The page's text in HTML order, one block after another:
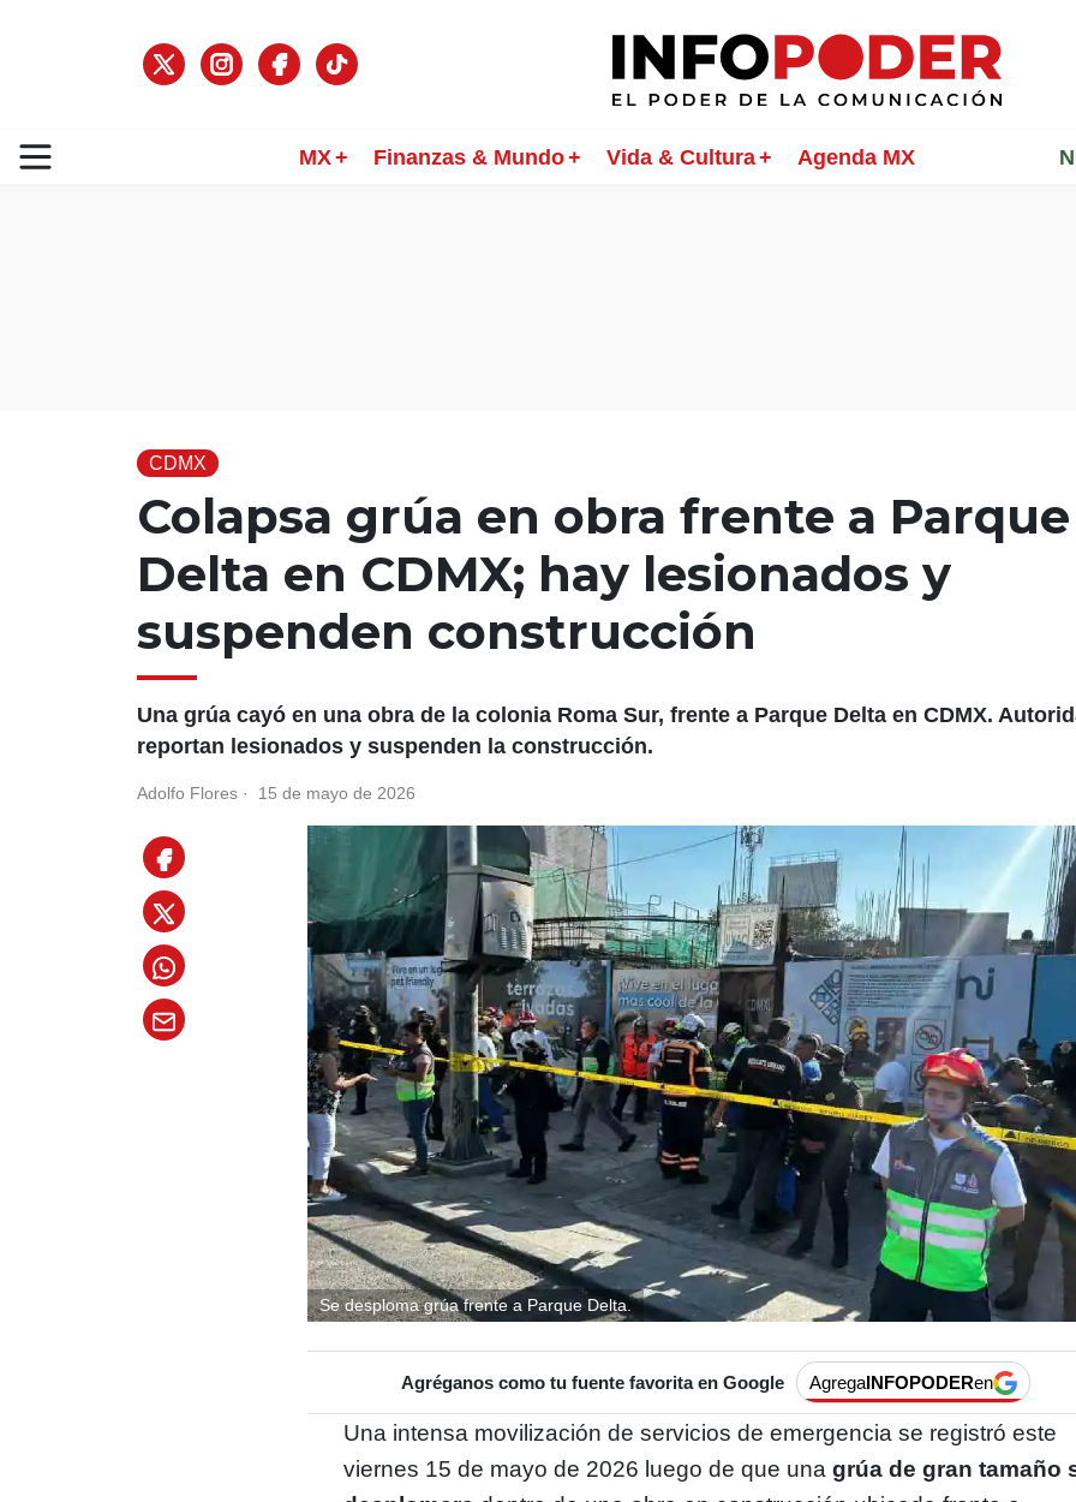
MX Finanzas & Mundo Vida & Cultura Agenda MX
CDMX
Colapsa grúa en obra frente a Parque
Delta en CDMX; hay lesionados y
suspenden construcción
Una grúa cayó en una obra de la colonia Roma Sur, frente a Parque Delta en CDMX.
reportan lesionados y suspenden la construcción.
Adolfo Flores · 15 de mayo de 2026
Se desploma grúa frente a Parque Delta.
Agréganos como tu fuente favorita en Google AgregaINFOPODERen
Una intensa movilización de servicios de emergencia se registró este
viernes 15 de mayo de 2026 luego de que unagrúa de gran tamaño